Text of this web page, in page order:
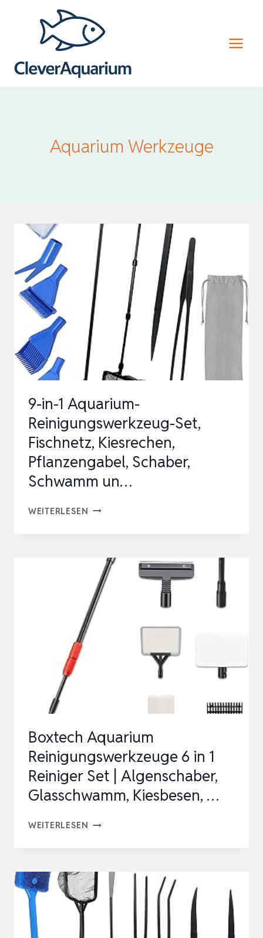
Aquarium Werkzeuge
9-in-1 Aquarium-
Reinigungswerkzeug-Set,
Fischnetz, Kiesrechen,
Pflanzengabel, Schaber,
Schwamm un…
WEITERLESEN 9-
AQUARIUM-
REINIGUNGSWERKZEUG-
SET,
FISCHNETZ,
KIESRECHEN,
PFLANZENGABEL,
Boxtech Aquarium
Reinigungswerkzeuge 6 in 1
Reiniger Set | Algenschaber,
Glasschwamm, Kiesbesen, …
WEITERLESEN BOXTECH
6
IN
REINIGER